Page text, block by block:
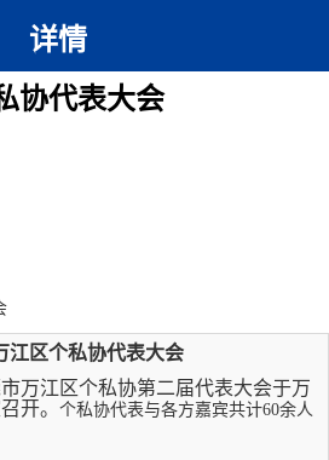
详情
协代表大会
江区个私协代表大会
市万江区个私协第二届代表大会于万
开。 个私协代表与各方嘉宾共计60余人